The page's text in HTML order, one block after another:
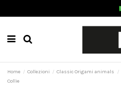
Home Collezioni Classic Origami animals
Collie